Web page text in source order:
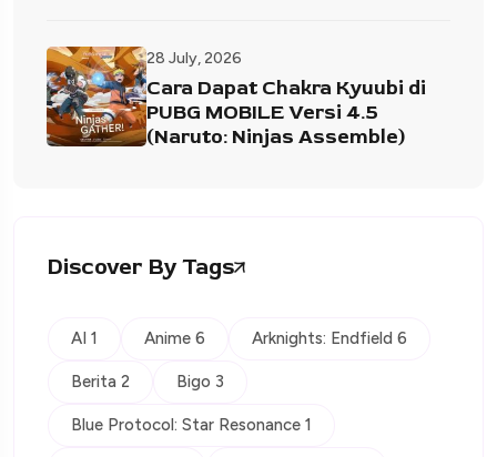
28 July, 2026
Cara Dapat Chakra Kyuubi di
PUBG MOBILE Versi 4.5
(Naruto: Ninjas Assemble)
Discover By Tags
AI 1 Anime 6 Arknights: Endfield 6
Berita 2 Bigo 3
Blue Protocol: Star Resonance 1